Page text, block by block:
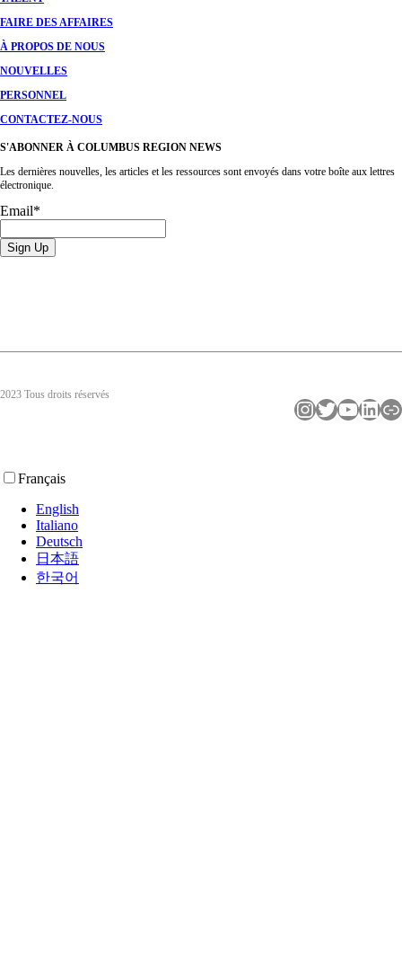
FAIRE DES AFFAIRES
À PROPOS DE NOUS
NOUVELLES
PERSONNEL
CONTACTEZ-NOUS
S'ABONNER À COLUMBUS REGION NEWS
Les dernières nouvelles, les articles et les ressources sont envoyés dans votre boîte aux lettres
électronique.
Email*
2023 Tous droits réservés
InstagramTwitter YouTube LinkedIn Lien
Français
English
Italiano
Deutsch
日本語
한국어